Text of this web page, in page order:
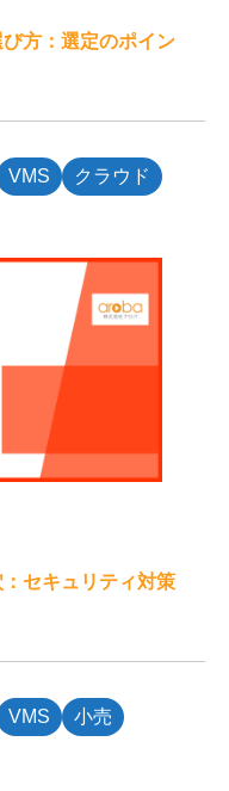
方：選定のポイン
VMS
クラウド
セキュリティ対策
VMS
小売